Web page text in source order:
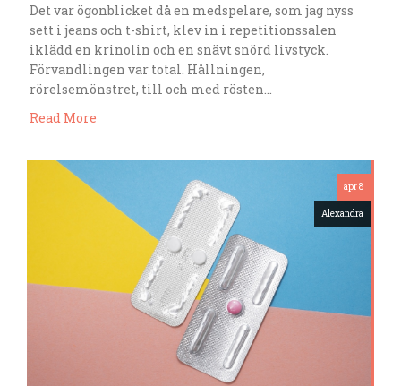
Det var ögonblicket då en medspelare, som jag nyss
sett i jeans och t-shirt, klev in i repetitionssalen
iklädd en krinolin och en snävt snörd livstyck.
Förvandlingen var total. Hållningen,
rörelsemönstret, till och med rösten…
Read More
apr 8
Alexandra